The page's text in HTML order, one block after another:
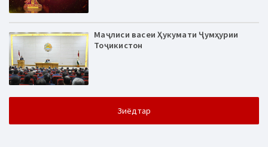
Маҷлиси васеи Ҳукумати Ҷумҳурии
Тоҷикистон
Зиёдтар